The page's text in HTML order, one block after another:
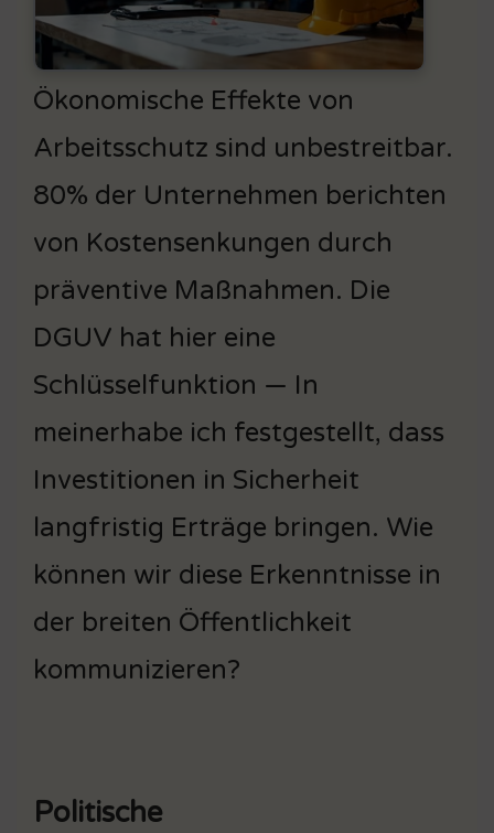
Ökonomische Effekte von
Arbeitsschutz sind unbestreitbar.
80% der Unternehmen berichten
von Kostensenkungen durch
präventive Maßnahmen. Die
DGUV hat hier eine
Schlüsselfunktion — In
meinerhabe ich festgestellt, dass
Investitionen in Sicherheit
langfristig Erträge bringen. Wie
können wir diese Erkenntnisse in
der breiten Öffentlichkeit
kommunizieren?
Politische